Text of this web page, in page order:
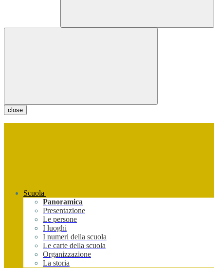
close
Scuola
Panoramica
Presentazione
Le persone
I luoghi
I numeri della scuola
Le carte della scuola
Organizzazione
La storia